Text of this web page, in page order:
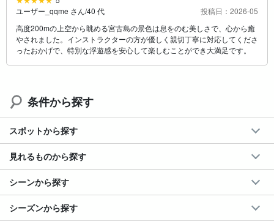
ユーザー_qqme さん/40 代
投稿日：2026-05
高度200mの上空から眺める宮古島の景色は息をのむ美しさで、心から癒
やされました。インストラクターの方が優しく親切丁寧に対応してくださ
ったおかげで、特別な浮遊感を安心して楽しむことができ大満足です。
条件から探す
スポットから探す
見れるものから探す
シーンから探す
シーズンから探す